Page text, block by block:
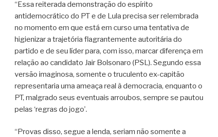
“Essa reiterada demonstração do espírito
antidemocrático do PT e de Lula precisa ser relembrada
no momento em que está em curso uma tentativa de
higienizar a trajetória flagrantemente autoritária do
partido e de seu líder para, com isso, marcar diferença em
relação ao candidato Jair Bolsonaro (PSL). Segundo essa
versão imaginosa, somente o truculento ex-capitão
representaria uma ameaça real à democracia, enquanto o
PT, malgrado seus eventuais arroubos, sempre se pautou
pelas ‘regras do jogo’.
“Provas disso, segue a lenda, seriam não somente a